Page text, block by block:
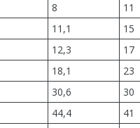
8 11
11,1 15
12,3 17
18,1 23
30,6 30
44,4 41